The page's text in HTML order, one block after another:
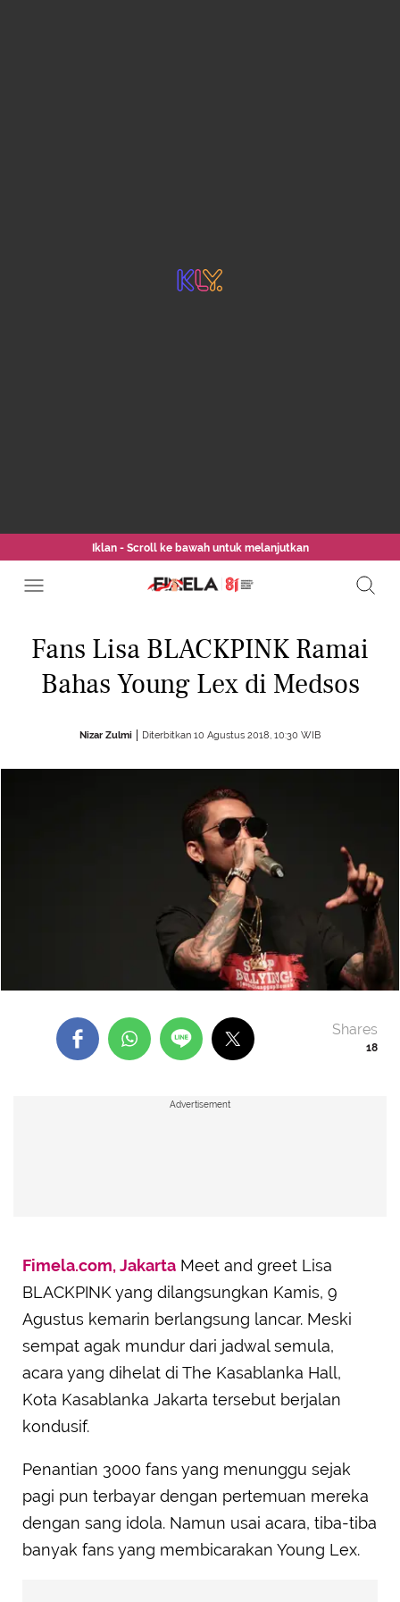
Iklan - Scroll ke bawah untuk melanjutkan
Fans Lisa BLACKPINK Ramai
Bahas Young Lex di Medsos
Nizar Zulmi Diterbitkan 10 Agustus 2018, 10:30 WIB
18
Shares
Advertisement
Fimela.com, Jakarta Meet and greet Lisa
BLACKPINK yang dilangsungkan Kamis, 9
Agustus kemarin berlangsung lancar. Meski
sempat agak mundur dari jadwal semula,
acara yang dihelat di The Kasablanka Hall,
Kota Kasablanka Jakarta tersebut berjalan
kondusif.
Penantian 3000 fans yang menunggu sejak
pagi pun terbayar dengan pertemuan mereka
dengan sang idola. Namun usai acara, tiba-tiba
banyak fans yang membicarakan Young Lex.